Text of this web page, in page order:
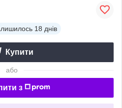
18 днів
Купити
або
з